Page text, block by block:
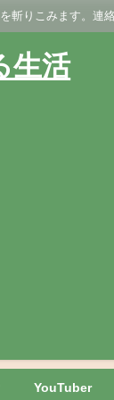
斬りこみます。連
生活
YouTuber